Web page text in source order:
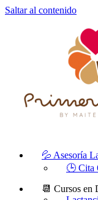
Saltar al contenido
💦 Asesoría
🕒 Cita
📆 Cursos en